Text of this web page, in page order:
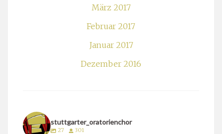
März 2017
Februar 2017
Januar 2017
Dezember 2016
stuttgarter_oratorienchor
27 301